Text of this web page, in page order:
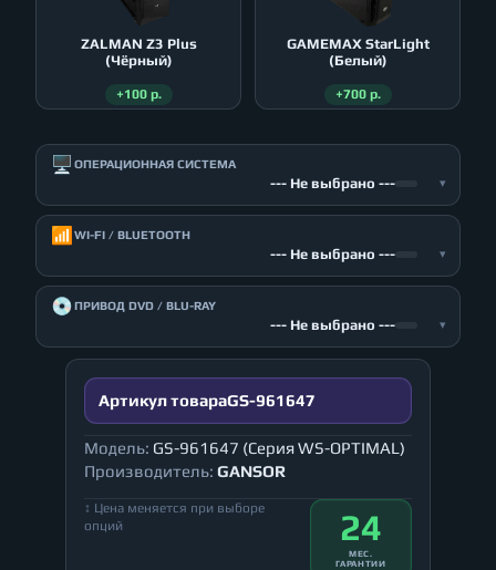
ZALMAN Z3 Plus
(Чёрный)
+100 р.
GAMEMAX StarLight
(Белый)
+700 р.
🖥️ ОПЕРАЦИОННАЯ СИСТЕМА
--- Не выбрано --- ▾
📶 WI-FI / BLUETOOTH
--- Не выбрано --- ▾
💿ПРИВОД DVD / BLU-RAY
--- Не выбрано --- ▾
Артикул товараGS-961647
Модель: GS-961647 (Серия WS-OPTIMAL)
Производитель: GANSOR
↕ Цена меняется при выборе
опций
24
МЕС.
ГАРАНТИИ